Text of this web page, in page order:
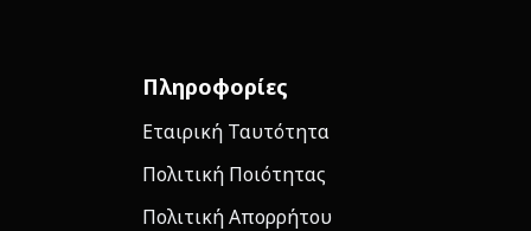
Πληροφορίες
Εταιρική Ταυτότητα
Πολιτική Ποιότητας
Πολιτική Απορρήτου